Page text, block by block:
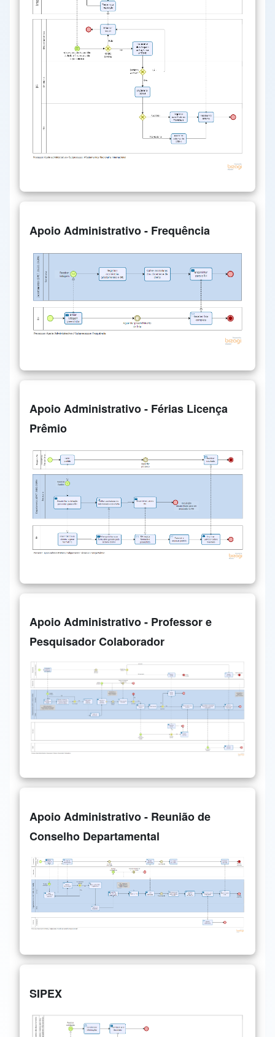
Apoio Administrativo - Frequência
Apoio Administrativo - Férias Licença
Prêmio
Apoio Administrativo - Professor e
Pesquisador Colaborador
Apoio Administrativo - Reunião de
Conselho Departamental
SIPEX